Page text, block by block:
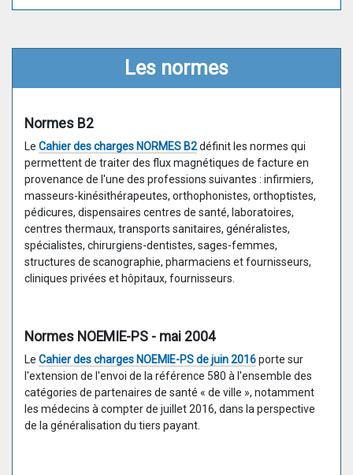
Les normes
Normes B2
Le Cahier des charges NORMES B2définit les normes qui
permettent de traiter des flux magnétiques de facture en
provenance de l'une des professions suivantes : infirmiers,
masseurs-kinésithérapeutes, orthophonistes, orthoptistes,
pédicures, dispensaires centres de santé, laboratoires,
centres thermaux, transports sanitaires, généralistes,
spécialistes, chirurgiens-dentistes, sages-femmes,
structures de scanographie, pharmaciens et fournisseurs,
cliniques privées et hôpitaux, fournisseurs.
Normes NOEMIE-PS - mai 2004
Le Cahier des charges NOEMIE-PS de juin 2016porte sur
l'extension de l'envoi de la référence 580 à l'ensemble des
catégories de partenaires de santé « de ville », notamment
les médecins à compter de juillet 2016, dans la perspective
de la généralisation du tiers payant.